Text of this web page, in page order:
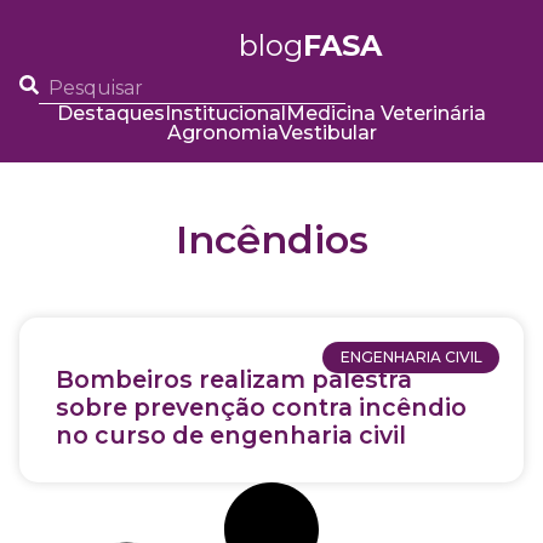
blogFASA
DestaquesInstitucionalMedicina Veterinária
AgronomiaVestibular
Incêndios
ENGENHARIA CIVIL
Bombeiros realizam palestra
sobre prevenção contra incêndio
no curso de engenharia civil